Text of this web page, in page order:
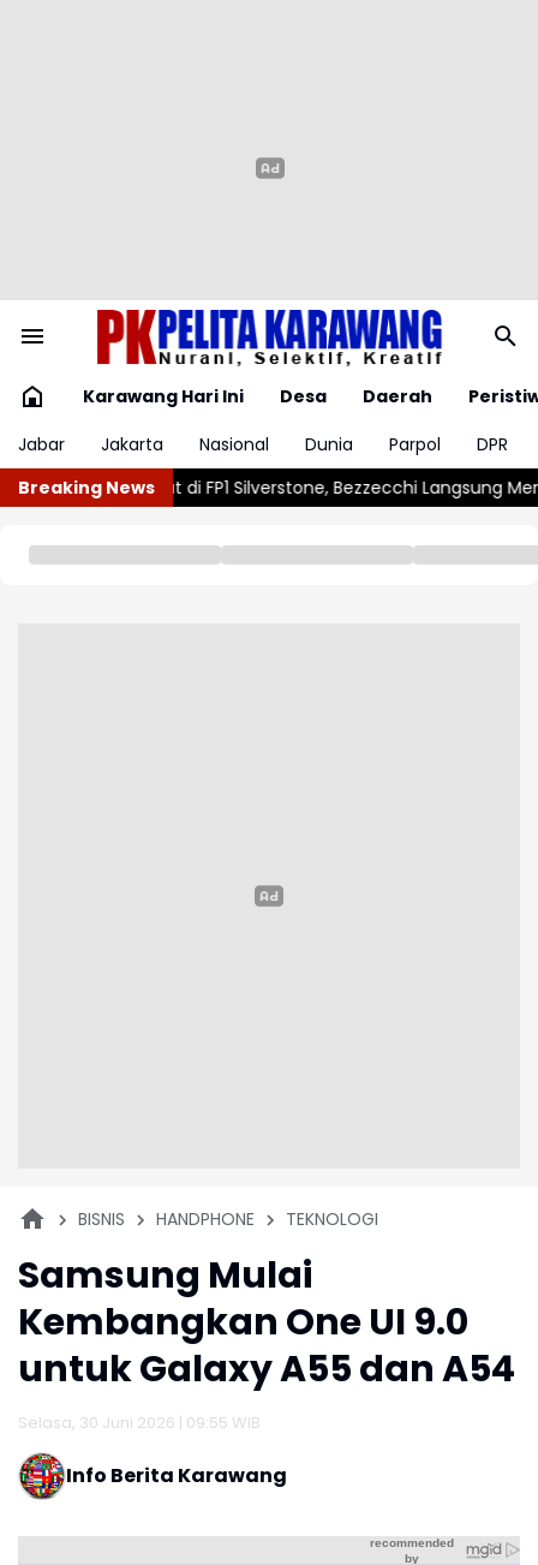
Karawang Hari Ini Desa Daerah
Jabar
Jakarta Nasional Dunia Parpol
DPR
Breaking NewsLangsung Mengancam Vinicius Junior Resmi
BISNIS HANDPHONE TEKNOLOGI
Samsung Mulai
Kembangkan One UI 9.0
untuk Galaxy A55 dan A54
Selasa, 30 Juni 2026 | 09:55 WIB
Info Berita Karawang